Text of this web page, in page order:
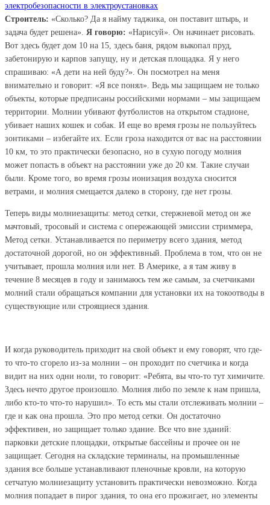
электробезопасности в электроустановках
Строитель: «Сколько? Да я найму таджика, он поставит штырь, и
задача будет решена». Я говорю: «Нарисуй». Он начинает рисовать.
Вот здесь будет дом 10 на 15, здесь баня, рядом выкопал пруд,
забетонирую и карпов запущу, ну и детская площадка. Я у него
спрашиваю: «А дети на ней буду?». Он посмотрел на меня
внимательно и говорит: «Я все понял». Ведь мы защищаем не только
объекты, которые предписаны российскими нормами – мы защищаем
территории. Молнии убивают футболистов на открытом стадионе,
убивает наших кошек и собак. И еще во время грозы не пользуйтесь
зонтиками – избегайте их. Если гроза находится от вас на расстоянии
10 км, то это практически безопасно, но в сухую погоду молния
может попасть в объект на расстоянии уже до 20 км. Такие случаи
были. Кроме того, во время грозы ионизация воздуха сносится
ветрами, и молния смещается далеко в сторону, где нет грозы.
Теперь виды молниезащиты: метод сетки, стержневой метод он же
мачтовый, тросовый и система с опережающей эмиссии стриммера,
Метод сетки. Устанавливается по периметру всего здания, метод
достаточной дорогой, но он эффективный. Проблема в том, что он не
учитывает, прошла молния или нет. В Америке, а я там живу в
течение 8 месяцев в году и занимаюсь тем же самым, за счетчиками
молний стали обращаться компании для установки их на токоотводы в
существующие или строящиеся здания.
И когда руководитель приходит на свой объект и ему говорят, что где-
то что-то сгорело из-за молнии – он проходит по счетчика и когда
видит на них одни ноли, то говорит: «Ребята, вы что-то тут химичите.
Здесь нечто другое произошло. Молния либо по земле к нам пришла,
либо кто-то что-то нарушил». То есть мы стали отслеживать молнии –
где и как она прошла. Это про метод сетки. Он достаточно
эффективен, но защищает только здание. Все что вне зданий:
парковки детские площадки, открытые бассейны и прочее он не
защищает. Сегодня на складские терминалы, на промышленные
здания все больше устанавливают пленочные кровли, на которую
сетчатую молниезащиту установить практически невозможно. Когда
молния попадает в пирог здания, то она его прожигает, но элементы